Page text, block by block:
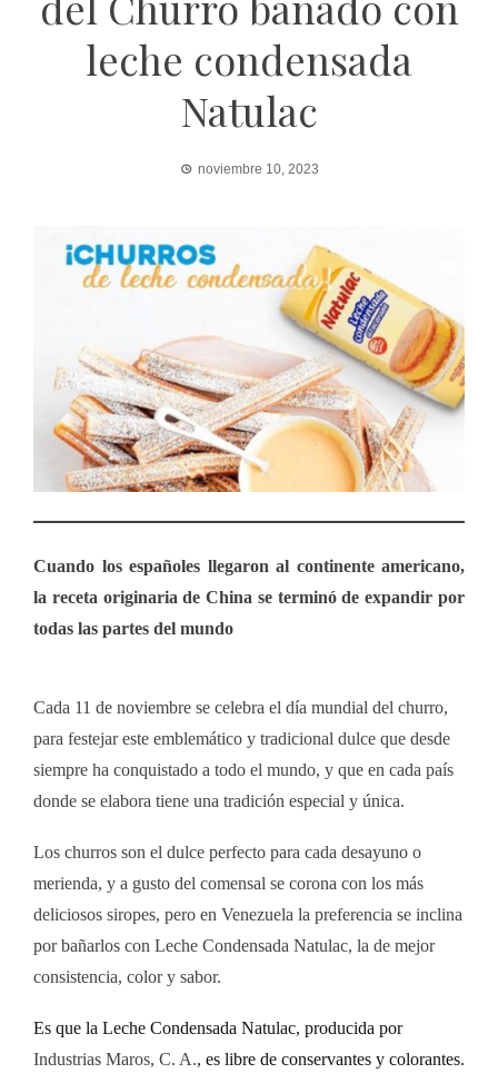
leche condensada
Natulac
noviembre 10, 2023
Cuando los españoles llegaron al continente americano,
la receta originaria de China se terminó de expandir por
todas las partes del mundo
Cada 11 de noviembre se celebra el día mundial del churro,
para festejar este emblemático y tradicional dulce que desde
siempre ha conquistado a todo el mundo, y que en cada país
donde se elabora tiene una tradición especial y única.
Los churros son el dulce perfecto para cada desayuno o
merienda, y a gusto del comensal se corona con los más
deliciosos siropes, pero en Venezuela la preferencia se inclina
por bañarlos con Leche Condensada Natulac, la de mejor
consistencia, color y sabor.
Es que la Leche Condensada Natulac, producida por
Industrias Maros, C. A., es libre de conservantes y colorantes.